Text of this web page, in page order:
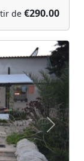
de €290.00
Next